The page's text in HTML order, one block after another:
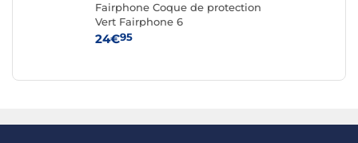
Fairphone Coque de protection
Vert Fairphone 6
24€95